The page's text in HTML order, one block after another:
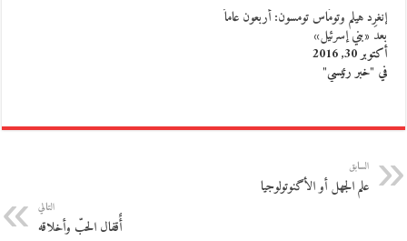
إنغرِد هيلم وتومَاس تومسون: أربعون عاماً
بعد «بني إسرئيل»
أكتوبر 30, 2016
في "خبر رئيسي"
السابق
علم الجهل أو الأگنوتولوجيا
التالي
أٌقفال الحبّ وأخلاقه